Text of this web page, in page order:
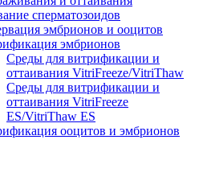
сперматозоидов
эмбрионов и ооцитов
эмбрионов
Среды для витрификации и
оттаивания VitriFreeze/VitriThaw
Среды для витрификации и
оттаивания VitriFreeze
ES/VitriThaw ES
ооцитов и эмбрионов